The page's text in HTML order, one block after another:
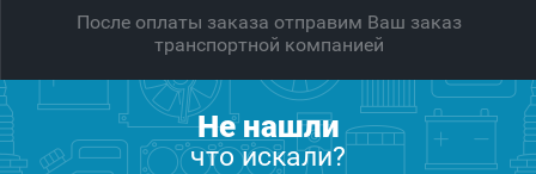
После оплаты заказа отправим Ваш заказ
транспортной компанией
Не нашли
что искали?